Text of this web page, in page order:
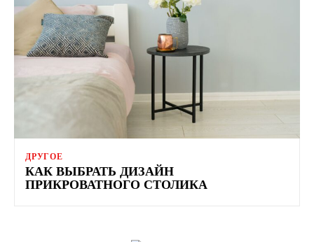
ДРУГОЕ
КАК ВЫБРАТЬ ДИЗАЙН
ПРИКРОВАТНОГО СТОЛИКА